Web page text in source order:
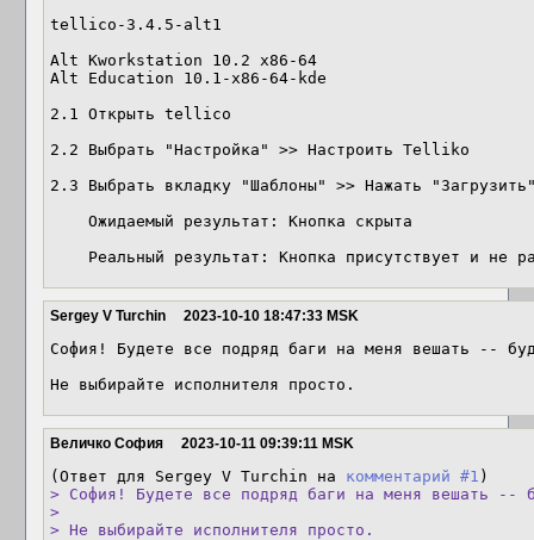
tellico-3.4.5-alt1
Alt Kworkstation 10.2 x86-64
Alt Education 10.1-x86-64-kde
2.1 Открыть tellico
2.2 Выбрать "Настройка" >> Настроить Telliko
2.3 Выбрать вкладку "Шаблоны" >> Нажать
Реальный результат: Кнопка присутствует и не
Sergey V Turchin 2023-10-10 18:47:33 MSK
София! Будете все подряд баги на меня вешать --
Не выбирайте исполнителя просто.
Величко София 2023-10-11 09:39:11 MSK
(Ответ для Sergey V Turchin на комментарий #1
> София! Будете все подряд баги на меня вешать --
>
> Не выбирайте исполнителя просто.